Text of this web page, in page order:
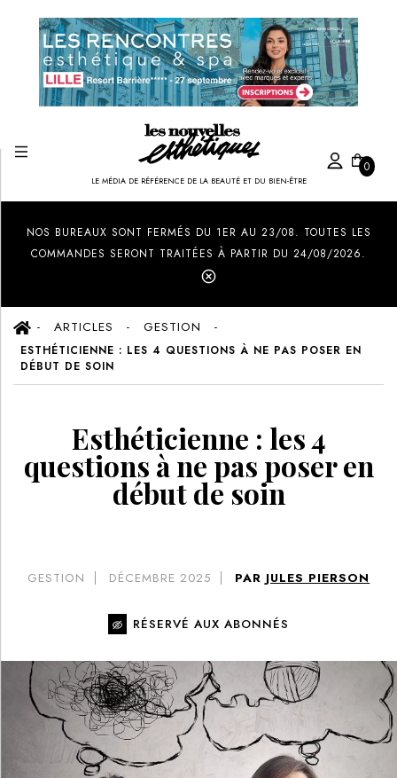
LE MÉDIA DE RÉFÉRENCE DE LA BEAUTÉ ET DU BIEN-ÊTRE
0
NOS BUREAUX SONT FERMÉS DU 1ER AU 23/08. TOUTES LES
COMMANDES SERONT TRAITÉES À PARTIR DU 24/08/2026.
ARTICLES GESTION
ESTHÉTICIENNE : LES 4 QUESTIONS À NE PAS POSER EN
DÉBUT DE SOIN
Esthéticienne : les 4
questions à ne pas poser en
début de soin
GESTION DÉCEMBRE 2025 PAR JULES PIERSON
RÉSERVÉ AUX ABONNÉS